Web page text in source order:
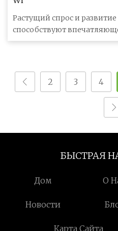
Растущий спрос и
способствуют
2 3 4
БЫСТРАЯ
Дом О
Новости
Карта Сайта